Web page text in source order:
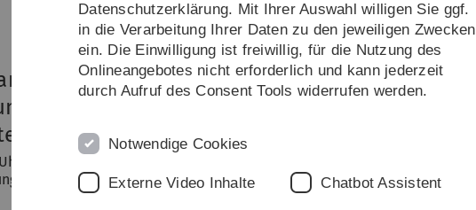
Digitale Transformation,
Datenschutzerklärung. Mit Ihrer Auswahl willigen Sie ggf.
in die Verarbeitung Ihrer Daten zu den jeweiligen Zwecken
ein. Die Einwilligung ist freiwillig, für die Nutzung des
Onlineangebotes nicht erforderlich und kann jederzeit
durch Aufruf des Consent Tools widerrufen werden.
Notwendige Cookies
Externe Video Inhalte Chatbot Assistent